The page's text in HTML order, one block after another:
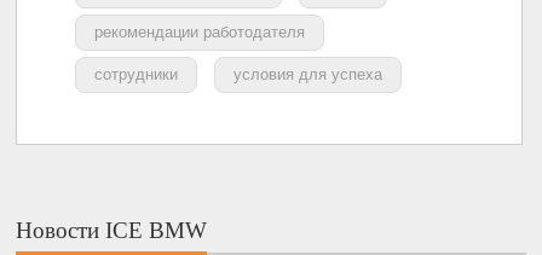
рекомендации работодателя
сотрудники условия для успеха
Новости ICE BMW